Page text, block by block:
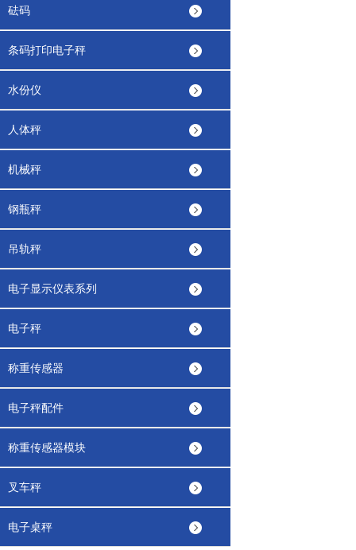
砝码
条码打印电子秤
水份仪
人体秤
机械秤
钢瓶秤
吊轨秤
电子显示仪表系列
电子秤
称重传感器
电子秤配件
称重传感器模块
叉车秤
电子桌秤